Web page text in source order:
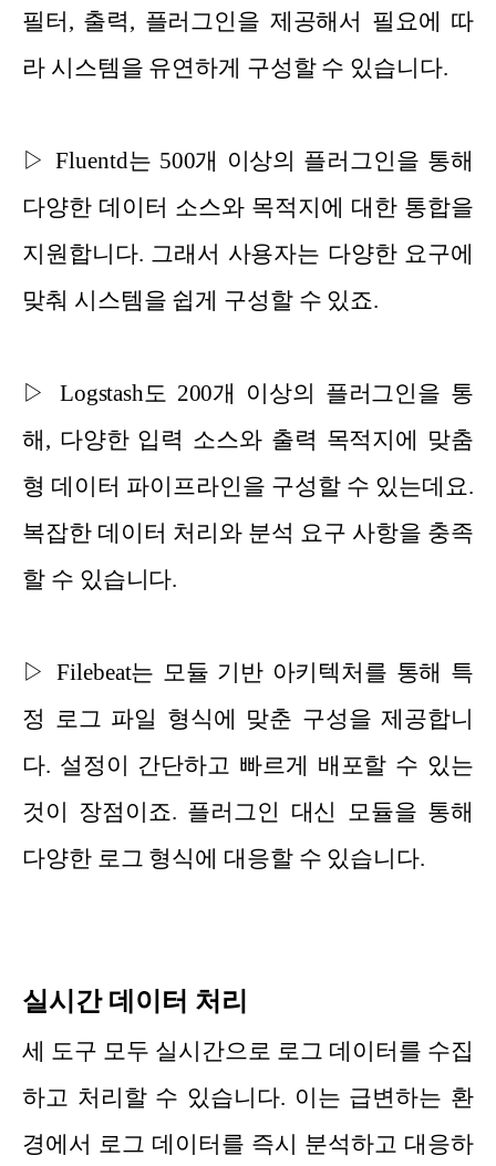
필터, 출력, 플러그인을 제공해서 필요에 따
라 시스템을 유연하게 구성할 수 있습니다.
▷ Fluentd는 500개 이상의 플러그인을 통해
다양한 데이터 소스와 목적지에 대한 통합을
지원합니다. 그래서 사용자는 다양한 요구에
맞춰 시스템을 쉽게 구성할 수 있죠.
▷ Logstash도 200개 이상의 플러그인을 통
해, 다양한 입력 소스와 출력 목적지에 맞춤
형 데이터 파이프라인을 구성할 수 있는데요.
복잡한 데이터 처리와 분석 요구 사항을 충족
할 수 있습니다.
▷ Filebeat는 모듈 기반 아키텍처를 통해 특
정 로그 파일 형식에 맞춘 구성을 제공합니
다. 설정이 간단하고 빠르게 배포할 수 있는
것이 장점이죠. 플러그인 대신 모듈을 통해
다양한 로그 형식에 대응할 수 있습니다.
실시간 데이터 처리
세 도구 모두 실시간으로 로그 데이터를 수집
하고 처리할 수 있습니다. 이는 급변하는 환
경에서 로그 데이터를 즉시 분석하고 대응하